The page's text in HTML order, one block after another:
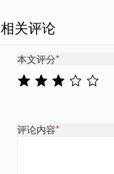
相关评论
本文评分*
评论内容*